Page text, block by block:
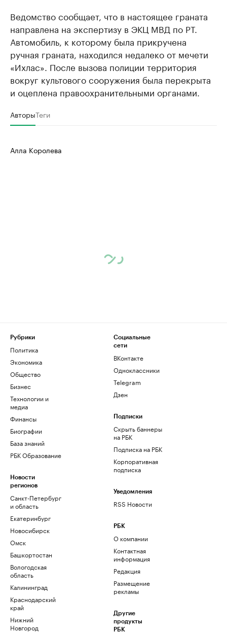
Ведомство сообщает, что в настоящее граната
направлена на экспертизу в ЭКЦ МВД по РТ.
Автомобиль, к которому была прикручена
ручная граната, находился недалеко от мечети
«Ихлас». После вызова полиции территория
вокруг культового сооружения была перекрыта
и оцеплена правоохранительными органами.
АвторыТеги
Алла Королева
Рубрики
Политика
Экономика
Общество
Бизнес
Технологии и
медиа
Финансы
Биографии
База знаний
РБК Образование
Новости
регионов
Санкт-Петербург
и область
Екатеринбург
Новосибирск
Омск
Башкортостан
Вологодская
область
Калининград
Краснодарский
край
Нижний
Новгород
Социальные
сети
ВКонтакте
Одноклассники
Telegram
Дзен
Подписки
Скрыть баннеры
на РБК
Подписка на РБК
Корпоративная
подписка
Уведомления
RSS Новости
РБК
О компании
Контактная
информация
Редакция
Размещение
рекламы
Другие
продукты
РБК